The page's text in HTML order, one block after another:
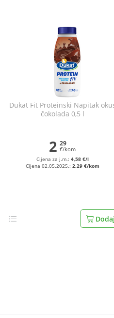
Dukat Fit Proteinski Napitak
čokolada 0,5 l
2 29
€/kom
Cijena za j.m.: 4,58 €/l
Cijena 02.05.2025.: 2,29 €/kom
Dodaj